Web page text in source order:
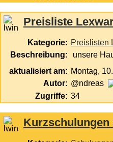
Preisliste
Kategorie: Preislisten
Beschreibung:
unsere
aktualisiert am: Montag,
Autor: @ndreas
Zugriffe: 34
Kurzschulungen